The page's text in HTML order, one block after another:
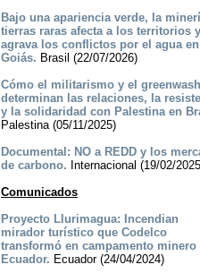
Bajo una apariencia verde, la
tierras raras afecta a los territorios y
agrava los conflictos por el agua en
Goiás. Brasil (22/07/2026)
Cómo el militarismo y el
determinan las relaciones, la
y la solidaridad con Palestina en
Palestina (05/11/2025)
Documental: NO a REDD y los
de carbono. Internacional (19/02/
Comunicados
Proyecto Llurimagua: Incendian
mirador turístico que Codelco
transformó en campamento minero
Ecuador. Ecuador (24/04/2024)